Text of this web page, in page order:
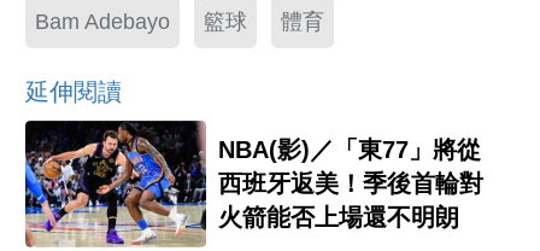
Bam Adebayo 籃球 體育
延伸閱讀
NBA(影)／「東77」將從
西班牙返美！季後首輪對
火箭能否上場還不明朗